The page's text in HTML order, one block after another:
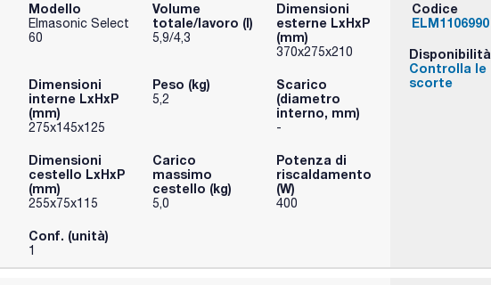
Modello
Elmasonic Select
60
Volume
totale/lavoro (l)
5,9/4,3
Dimensioni
esterne LxHxP
(mm)
370x275x210
Dimensioni
interne LxHxP
(mm)
275x145x125
Peso (kg)
5,2
Scarico
(diametro
interno, mm)
-
Dimensioni
cestello LxHxP
(mm)
255x75x115
Carico
massimo
cestello (kg)
5,0
Potenza di
riscaldamento
(W)
400
Conf. (unità)
1
Codice
ELM1106990
Disponibilità
Controlla le
scorte